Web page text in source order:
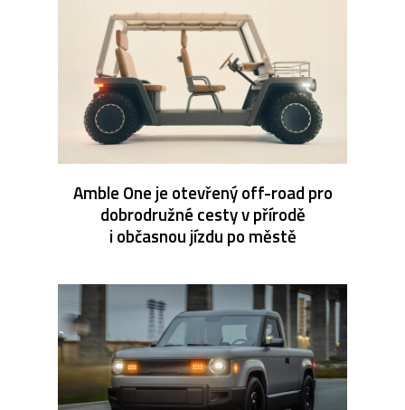
Amble One je otevřený off-road pro
dobrodružné cesty v přírodě
i občasnou jízdu po městě